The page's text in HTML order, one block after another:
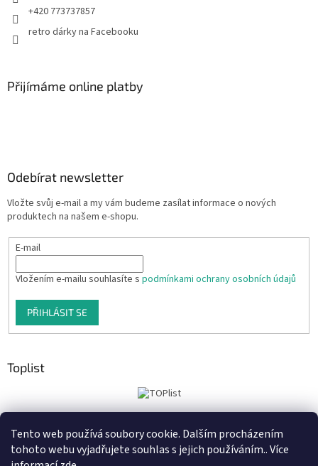
Tento web používá soubory cookie. Dalším procházením
tohoto webu vyjadřujete souhlas s jejich používáním.. Více
+420 773737857
retro dárky na Facebooku
Přijímáme online platby
Odebírat newsletter
Vložte svůj e-mail a my vám budeme zasílat informace o nových
produktech na našem e-shopu.
E-mail
Vložením e-mailu souhlasíte s podmínkami ochrany osobních údajů
PŘIHLÁSIT SE
Toplist
Tiskoteka.cz Krowki.cz Cedule-Cedulky.cz